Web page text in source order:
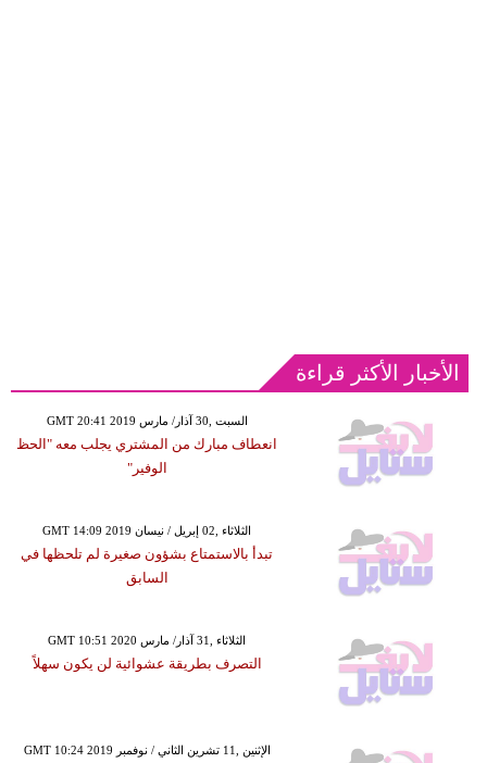
الأخبار الأكثر قراءة
GMT 20:41 2019 السبت ,30 آذار/ مارس
انعطاف مبارك من المشتري يجلب معه "الحظ
الوفير"
GMT 14:09 2019 الثلاثاء ,02 إبريل / نيسان
تبدأ بالاستمتاع بشؤون صغيرة لم تلحظها في
السابق
GMT 10:51 2020 الثلاثاء ,31 آذار/ مارس
التصرف بطريقة عشوائية لن يكون سهلاً
GMT 10:24 2019 الإثنين ,11 تشرين الثاني / نوفمبر